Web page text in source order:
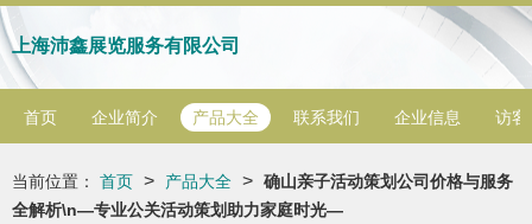
上海沛鑫展览服务有限公司
首页 企业简介 产品大全 联系我们 企业信息 访客
当前位置： 首页 > 产品大全 > 确山亲子活动策划公司价格与服务
全解析\n—专业公关活动策划助力家庭时光—